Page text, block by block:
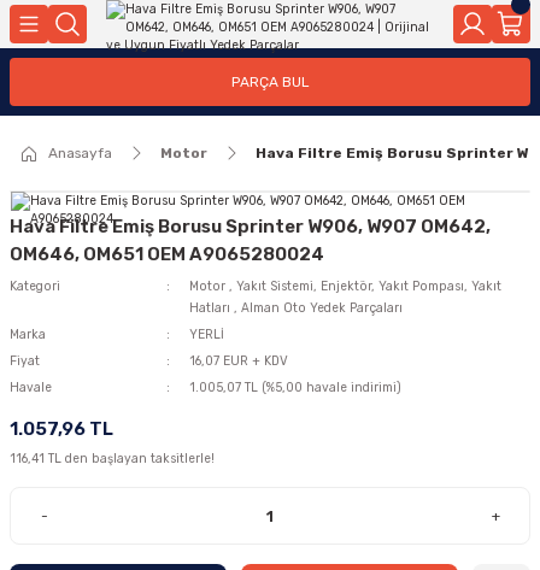
Geri Dön
Geri Dön
Geri Dön
Yakıt Pompası, Yakıt Hatları
Motor Elektrik
Ateşleme Buji Bobin Buji Kablosu
Geri Dön
Geri Dön
Geri Dön
Kollar
Geri Dön
Geri Dön
Ön Arka
Geri Dön
PARÇA BUL
Anasayfa Motor Hava Filtre Emiş Borusu Sprinter
Hava Filtre Emiş Borusu Sprinter W906, W907 OM642,
OM646, OM651 OEM A9065280024
Kategori Motor , Yakıt Sistemi, Enjektör, Yakıt Pompası, Yakıt
Hatları , Alman Oto Yedek Parçaları
Marka
YERLİ
Fiyat
16,07 EUR + KDV
Havale
1.005,07 TL (%5,00 havale indirimi)
1.057,96 TL
116,41 TL den başlayan taksitlerle!
- +